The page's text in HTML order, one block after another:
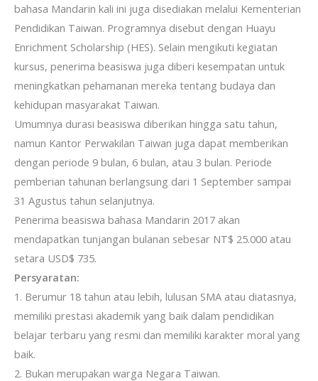
bahasa Mandarin kali ini juga disediakan melalui Kementerian
Pendidikan Taiwan. Programnya disebut dengan Huayu
Enrichment Scholarship (HES). Selain mengikuti kegiatan
kursus, penerima beasiswa juga diberi kesempatan untuk
meningkatkan pehamanan mereka tentang budaya dan
kehidupan masyarakat Taiwan.
Umumnya durasi beasiswa diberikan hingga satu tahun,
namun Kantor Perwakilan Taiwan juga dapat memberikan
dengan periode 9 bulan, 6 bulan, atau 3 bulan. Periode
pemberian tahunan berlangsung dari 1 September sampai
31 Agustus tahun selanjutnya.
Penerima beasiswa bahasa Mandarin 2017 akan
mendapatkan tunjangan bulanan sebesar NT$ 25.000 atau
setara USD$ 735.
Persyaratan:
1. Berumur 18 tahun atau lebih, lulusan SMA atau diatasnya,
memiliki prestasi akademik yang baik dalam pendidikan
belajar terbaru yang resmi dan memiliki karakter moral yang
baik.
2. Bukan merupakan warga Negara Taiwan.